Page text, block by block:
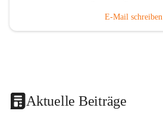
E-Mail schreiben
Aktuelle Beiträge